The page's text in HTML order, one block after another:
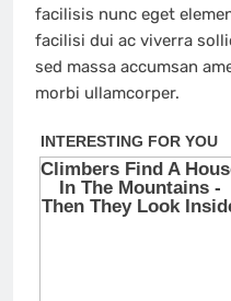
facilisis nunc eget
facilisi dui ac viverra
sed massa accumsan
morbi ullamcorper.